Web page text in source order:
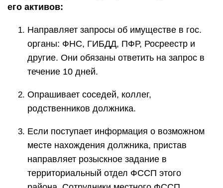
его активов:
Направляет запросы об имуществе в гос.
органы: ФНС, ГИБДД, ПФР, Росреестр и
другие. Они обязаны ответить на запрос в
течение 10 дней.
Опрашивает соседей, коллег,
родственников должника.
Если поступает информация о возможном
месте нахождения должника, пристав
направляет розыскное задание в
территориальный отдел ФССП этого